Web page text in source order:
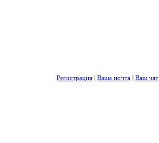
Регистрация | Ваша почта | Ваш чат